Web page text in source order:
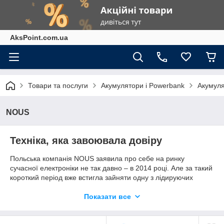
AksPoint.com.ua
Товари та послуги Акумулятори і Powerbank
NOUS
Техніка, яка завоювала довіру
Польська компанія NOUS заявила про себе на ринку
сучасної електроніки не так давно – в 2014 році. Але за такий
короткий період вже встигла зайняти одну з лідируючих
відеореєстратори цієї фірми в фаворі у великої кількості
які поступово завойовують свого покупця.
Показати все